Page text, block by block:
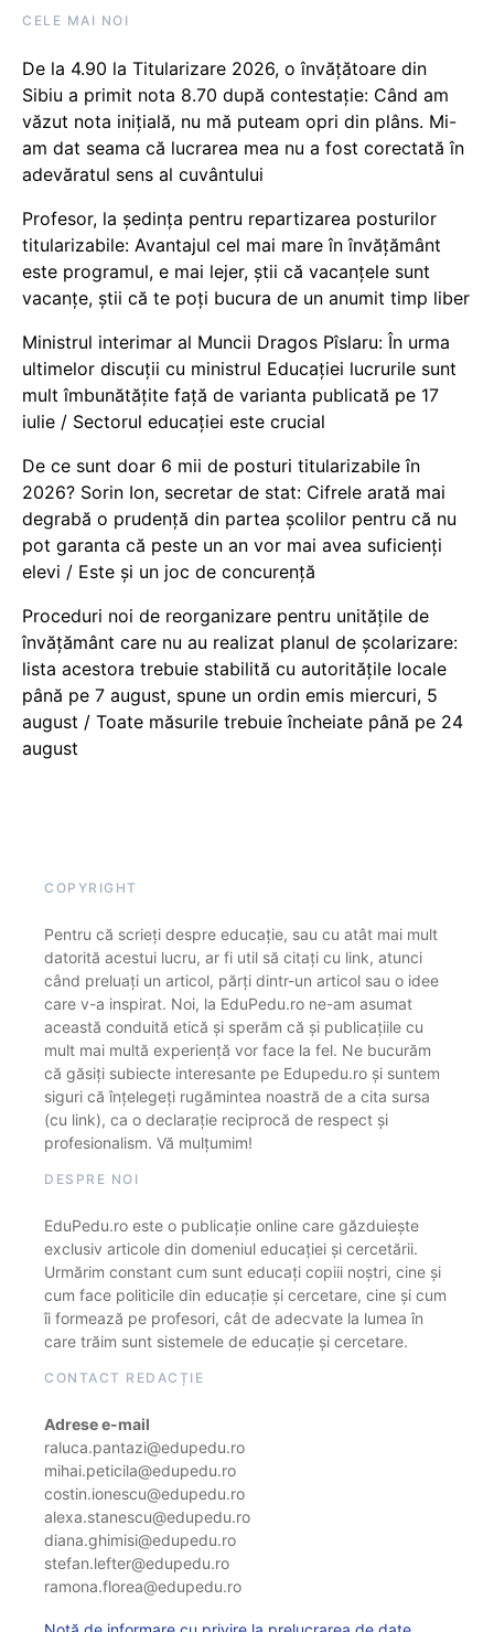
CELE MAI NOI
De la 4.90 la Titularizare 2026, o învățătoare din
Sibiu a primit nota 8.70 după contestație: Când am
văzut nota inițială, nu mă puteam opri din plâns. Mi-
am dat seama că lucrarea mea nu a fost corectată în
adevăratul sens al cuvântului
Profesor, la ședința pentru repartizarea posturilor
titularizabile: Avantajul cel mai mare în învățământ
este programul, e mai lejer, știi că vacanțele sunt
vacanţe, știi că te poți bucura de un anumit timp liber
Ministrul interimar al Muncii Dragos Pîslaru: În urma
ultimelor discuții cu ministrul Educației lucrurile sunt
mult îmbunătățite față de varianta publicată pe 17
iulie / Sectorul educației este crucial
De ce sunt doar 6 mii de posturi titularizabile în
2026? Sorin Ion, secretar de stat: Cifrele arată mai
degrabă o prudență din partea școlilor pentru că nu
pot garanta că peste un an vor mai avea suficienți
elevi / Este și un joc de concurență
Proceduri noi de reorganizare pentru unitățile de
învățământ care nu au realizat planul de școlarizare:
lista acestora trebuie stabilită cu autoritățile locale
până pe 7 august, spune un ordin emis miercuri, 5
august / Toate măsurile trebuie încheiate până pe 24
august
COPYRIGHT
Pentru că scrieți despre educație, sau cu atât mai mult
datorită acestui lucru, ar fi util să citați cu link, atunci
când preluați un articol, părți dintr-un articol sau o idee
care v-a inspirat. Noi, la EduPedu.ro ne-am asumat
această conduită etică și sperăm că și publicațiile cu
mult mai multă experiență vor face la fel. Ne bucurăm
că găsiți subiecte interesante pe Edupedu.ro și suntem
siguri că înțelegeți rugămintea noastră de a cita sursa
(cu link), ca o declarație reciprocă de respect și
profesionalism. Vă mulțumim!
DESPRE NOI
EduPedu.ro este o publicație online care găzduiește
exclusiv articole din domeniul educației și cercetării.
Urmărim constant cum sunt educați copiii noștri, cine și
cum face politicile din educație și cercetare, cine și cum
îi formează pe profesori, cât de adecvate la lumea în
care trăim sunt sistemele de educație și cercetare.
CONTACT REDACȚIE
Adrese e-mail
raluca.pantazi@edupedu.ro
mihai.peticila@edupedu.ro
costin.ionescu@edupedu.ro
alexa.stanescu@edupedu.ro
diana.ghimisi@edupedu.ro
stefan.lefter@edupedu.ro
ramona.florea@edupedu.ro